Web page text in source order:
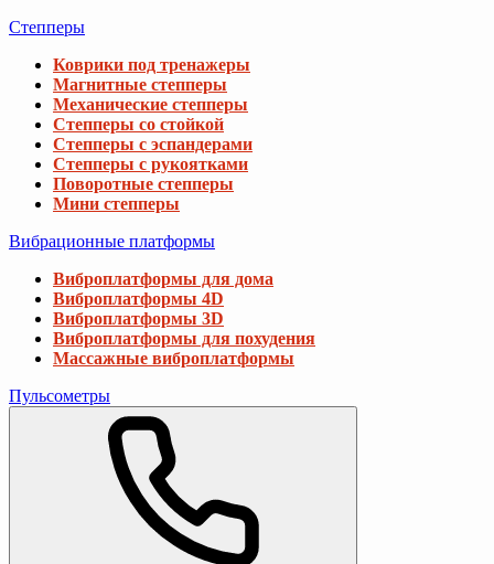
Степперы
Коврики под тренажеры
Магнитные степперы
Механические степперы
Степперы со стойкой
Степперы с эспандерами
Степперы с рукоятками
Поворотные степперы
Мини степперы
Вибрационные платформы
Виброплатформы для дома
Виброплатформы 4D
Виброплатформы 3D
Виброплатформы для похудения
Массажные виброплатформы
Пульсометры